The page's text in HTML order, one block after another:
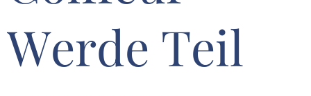
Werde Teil